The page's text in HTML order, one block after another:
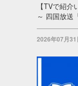
【TVで紹
～ 四国放送
2026年07月31